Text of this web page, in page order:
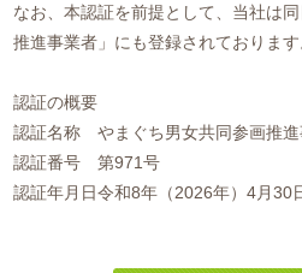
なお、本認証を前提として、当社は
推進事業者」にも登録されております
認証の概要
認証名称
やまぐち男女共同参画推
認証番号
第971号
認証年月日令和8年（2026年）4月30